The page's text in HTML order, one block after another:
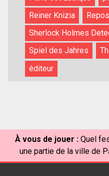
Reiner Knizia
Sherlock Holmes
Spiel des Jahres
éditeur
À vous de jouer : Quel
une partie de la ville de